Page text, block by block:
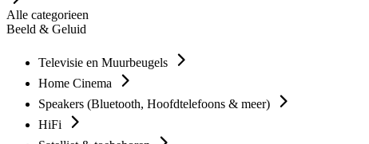
Alle categorieen
Beeld & Geluid
Televisie en Muurbeugels
Home Cinema
Speakers (Bluetooth, Hoofdtelefoons & meer)
HiFi